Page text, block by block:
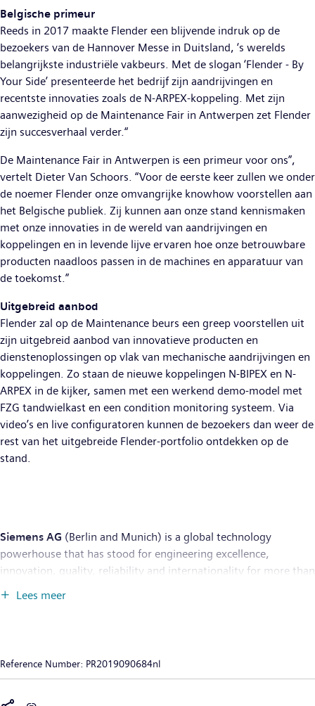
Belgische primeur
Reeds in 2017 maakte Flender een blijvende indruk op de
bezoekers van de Hannover Messe in Duitsland, ‘s werelds
belangrijkste industriële vakbeurs. Met de slogan ‘Flender - By
Your Side’ presenteerde het bedrijf zijn aandrijvingen en
recentste innovaties zoals de N-ARPEX-koppeling. Met zijn
aanwezigheid op de Maintenance Fair in Antwerpen zet Flender
zijn succesverhaal verder.“
De Maintenance Fair in Antwerpen is een primeur voor ons”,
vertelt Dieter Van Schoors. “Voor de eerste keer zullen we onder
de noemer Flender onze omvangrijke knowhow voorstellen aan
het Belgische publiek. Zij kunnen aan onze stand kennismaken
met onze innovaties in de wereld van aandrijvingen en
koppelingen en in levende lijve ervaren hoe onze betrouwbare
producten naadloos passen in de machines en apparatuur van
de toekomst.”
Uitgebreid aanbod
Flender zal op de Maintenance beurs een greep voorstellen uit
zijn uitgebreid aanbod van innovatieve producten en
dienstenoplossingen op vlak van mechanische aandrijvingen en
koppelingen. Zo staan de nieuwe koppelingen N-BIPEX en N-
ARPEX in de kijker, samen met een werkend demo-model met
FZG tandwielkast en een condition monitoring systeem. Via
video’s en live configuratoren kunnen de bezoekers dan weer de
rest van het uitgebreide Flender-portfolio ontdekken op de
stand.
Siemens AG (Berlin and Munich) is a global technology
powerhouse that has stood for engineering excellence,
innovation, quality, reliability and internationality for more than
170 years. The company is active around the globe, focusing on
infrastructure solutions as well as automation, drive and
Lees meer
Reference Number: PR2019090684nl